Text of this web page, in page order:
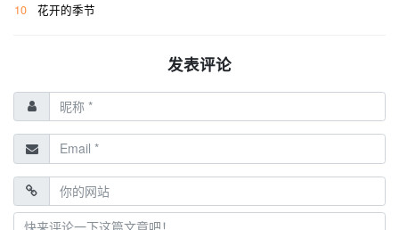
10
花开的季节
发表评论